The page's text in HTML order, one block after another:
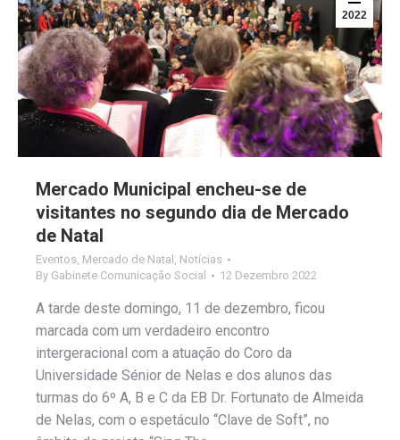
2022
Mercado Municipal encheu-se de
visitantes no segundo dia de Mercado
de Natal
Eventos, Mercado de Natal , Notícias
By Gabinete Comunicação Social 12 Dezembro 2022
A tarde deste domingo, 11 de dezembro, ficou
marcada com um verdadeiro encontro
intergeracional com a atuação do Coro da
Universidade Sénior de Nelas e dos alunos das
turmas do 6º A, B e C da EB Dr. Fortunato de Almeida
de Nelas, com o espetáculo “Clave de Soft”, no